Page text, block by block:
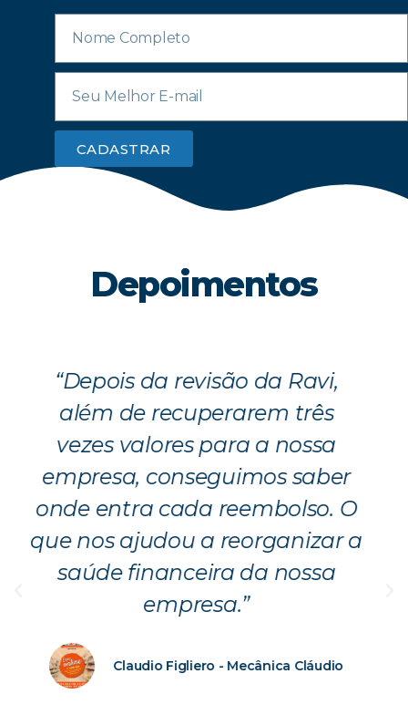
CADASTRAR
Depoimentos
“A RAVI superou as
expectativas. De forma rápida,
conseguiu recuperar valores
que me pertenciam e as
bandeiras não estavam
repassando. Sempre foram
prestativos, quando precisei e
tive dúvidas. Indico!”
Juliana Giongo - ADDE Lanches